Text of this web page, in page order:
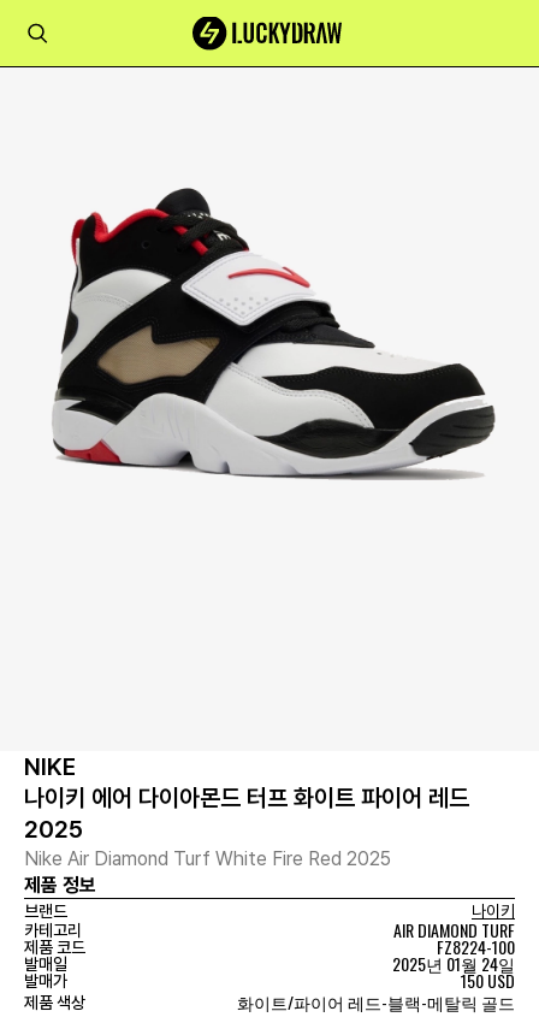
NIKE
나이키 에어 다이아몬드 터프 화이트 파이어 레드
2025
Nike Air Diamond Turf White Fire Red 2025
제품 정보
브랜드
나이키
카테고리
AIR DIAMOND TURF
제품 코드 FZ8224-100
발매일 2025년 01월 24일
발매가 150 USD
제품 색상 화이트/파이어 레드-블랙-메탈릭 골드